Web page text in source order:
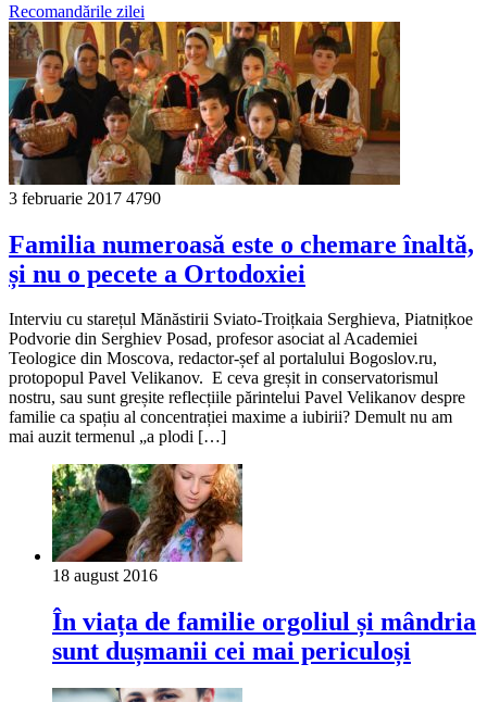
Recomandările zilei
3 februarie 2017 4790
Familia numeroasă este o chemare înaltă,
și nu o pecete a Ortodoxiei
Interviu cu starețul Mănăstirii Sviato-Troițkaia Serghieva, Piatnițkoe
Podvorie din Serghiev Posad, profesor asociat al Academiei
Teologice din Moscova, redactor-șef al portalului Bogoslov.ru,
protopopul Pavel Velikanov. E ceva greșit in conservatorismul
nostru, sau sunt greșite reflecțiile părintelui Pavel Velikanov despre
familie ca spațiu al concentrației maxime a iubirii? Demult nu am
mai auzit termenul „a plodi […]
18 august 2016
În viața de familie orgoliul și mândria
sunt dușmanii cei mai periculoși